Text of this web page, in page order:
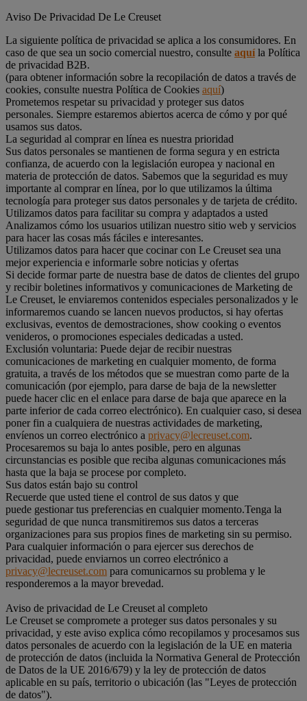
Aviso De Privacidad De Le Creuset
La siguiente política de privacidad se aplica a los consumidores. En
caso de que sea un socio comercial nuestro, consulte aquíla Política
de privacidad B2B.
(para obtener información sobre la recopilación de datos a través de
cookies, consulte nuestra Política de Cookies aquí)
Prometemos respetar su privacidad y proteger sus datos
personales. Siempre estaremos abiertos acerca de cómo y por qué
usamos sus datos.
La seguridad al comprar en línea es nuestra prioridad
Sus datos personales se mantienen de forma segura y en estricta
confianza, de acuerdo con la legislación europea y nacional en
materia de protección de datos. Sabemos que la seguridad es muy
importante al comprar en línea, por lo que utilizamos la última
tecnología para proteger sus datos personales y de tarjeta de crédito.
Utilizamos datos para facilitar su compra y adaptados a usted
Analizamos cómo los usuarios utilizan nuestro sitio web y servicios
para hacer las cosas más fáciles e interesantes.
Utilizamos datos para hacer que cocinar con Le Creuset sea una
mejor experiencia e informarle sobre noticias y ofertas
Si decide formar parte de nuestra base de datos de clientes del grupo
y recibir boletines informativos y comunicaciones de Marketing de
Le Creuset, le enviaremos contenidos especiales personalizados y le
informaremos cuando se lancen nuevos productos, si hay ofertas
exclusivas, eventos de demostraciones, show cooking o eventos
venideros, o promociones especiales dedicadas a usted.
Exclusión voluntaria: Puede dejar de recibir nuestras
comunicaciones de marketing en cualquier momento, de forma
gratuita, a través de los métodos que se muestran como parte de la
comunicación (por ejemplo, para darse de baja de la newsletter
puede hacer clic en el enlace para darse de baja que aparece en la
parte inferior de cada correo electrónico). En cualquier caso, si desea
poner fin a cualquiera de nuestras actividades de marketing,
envíenos un correo electrónico a privacy@lecreuset.com.
Procesaremos su baja lo antes posible, pero en algunas
circunstancias es posible que reciba algunas comunicaciones más
hasta que la baja se procese por completo.
Sus datos están bajo su control
Recuerde que usted tiene el control de sus datos y que
puede gestionar tus preferencias en cualquier momento.Tenga la
seguridad de que nunca transmitiremos sus datos a terceras
organizaciones para sus propios fines de marketing sin su permiso.
Para cualquier información o para ejercer sus derechos de
privacidad, puede enviarnos un correo electrónico a
privacy@lecreuset.com para comunicarnos su problema y le
responderemos a la mayor brevedad.
Aviso de privacidad de Le Creuset al completo
Le Creuset se compromete a proteger sus datos personales y su
privacidad, y este aviso explica cómo recopilamos y procesamos sus
datos personales de acuerdo con la legislación de la UE en materia
de protección de datos (incluida la Normativa General de Protección
de Datos de la UE 2016/679) y la ley de protección de datos
aplicable en su país, territorio o ubicación (las "Leyes de protección
de datos").